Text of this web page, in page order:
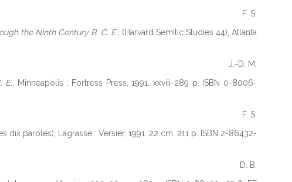
F. S.
the Ninth Century B. C. E. , (Harvard Semitic Studies 44), Atlanta
J.-D. M.
E. , Minneapolis : Fortress Press, 1991. xxviii-289 p. ISBN 0-8006-
F. S.
dix paroles), Lagrasse : Versier, 1991. 22 cm. 211 p. ISBN 2-86432-
D. B.